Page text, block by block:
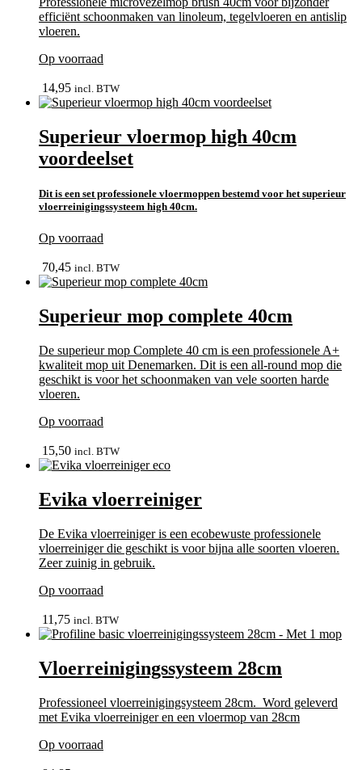
efficiënt schoonmaken van linoleum, tegelvloeren en antislip
vloeren.
Op voorraad
14,95 incl. BTW
Superieur vloermop high 40cm
voordeelset
Dit is een set professionele vloermoppen bestemd voor hetsuperieur
vloerreinigingssysteem high 40cm.
Op voorraad
70,45 incl. BTW
Superieur mop complete 40cm
De superieur mop Complete 40 cm is een professionele A+
kwaliteit mop uit Denemarken. Dit is een all-round mop die
geschikt is voor het schoonmaken van vele soorten harde
vloeren.
Op voorraad
15,50 incl. BTW
Evika vloerreiniger
De Evika vloerreiniger is een ecobewuste professionele
vloerreiniger die geschikt is voor bijna alle soorten vloeren.
Zeer zuinig in gebruik.
Op voorraad
11,75 incl. BTW
Vloerreinigingssysteem 28cm
Professioneel vloerreinigingsysteem 28cm. Word geleverd
met Evika vloerreiniger en een vloermop van 28cm
Op voorraad